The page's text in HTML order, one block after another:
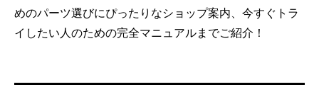
めのパーツ選びにぴったりなショップ案内、今すぐトラ
イしたい人のための完全マニュアルまでご紹介！